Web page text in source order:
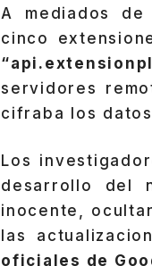
A mediados
cinco
servidores
cifraba los
Los
desarrollo del
inocente,
las
oficiales de